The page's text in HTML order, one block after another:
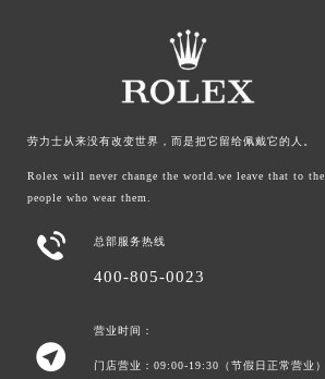
劳力士从来没有改变世界，而是把它留给佩戴它的人。
Rolex will never change the world.we leave that to the
people who wear them.
 总部服务热线
400-805-0023

营业时间：
门店营业：09:00-19:30（节假日正常营业）